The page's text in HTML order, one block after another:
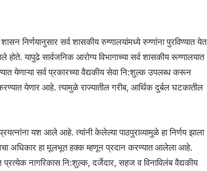
निर्णयानुसार सर्व शासकीय रुग्णालयांमध्ये रुग्णांना पुरविण्यात येत
यापुढे सार्वजनिक आरोग्य विभागाच्या सर्व शासकीय रूग्णालयात
येणाऱ्या सर्व प्रकारच्या वैद्यकीय सेवा नि:शुल्क उपलब्ध करून
येणार आहे. त्यामुळे राज्यातील गरीब, आर्थिक दुर्बल घटकातील
यश आले आहे. त्यांनी केलेल्या पाठपुराव्यामुळे हा निर्णय झाला
अधिकार हा मूलभूत हक्क म्हणून प्रदान करण्यात आलेला आहे.
प्रत्येक नागरिकास नि:शुल्क, दर्जेदार, सहज व विनाविलंब वैद्यकीय